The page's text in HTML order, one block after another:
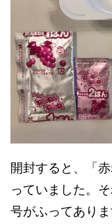
開封すると、「
っていました。
号がふってあり